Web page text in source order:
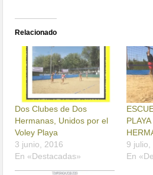
Relacionado
Dos Clubes de Dos
Hermanas, Unidos por el
Voley Playa
3 junio, 2016
En «Destacadas»
9 julio,
En